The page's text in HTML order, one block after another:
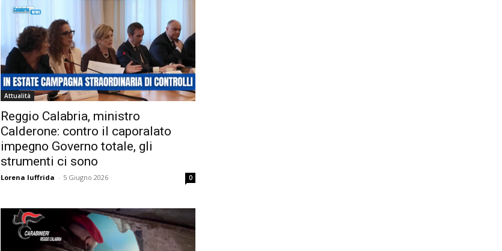
Attualità
Reggio Calabria, ministro
Calderone: contro il caporalato
impegno Governo totale, gli
strumenti ci sono
Lorena Iuffrida - 5 Giugno 2026 0